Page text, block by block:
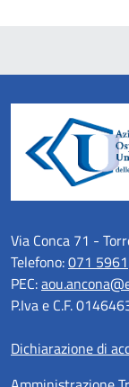
Via Conca 71 -
Telefono:071 5961
PEC:
P.Iva e C.F.
Dichiarazione di